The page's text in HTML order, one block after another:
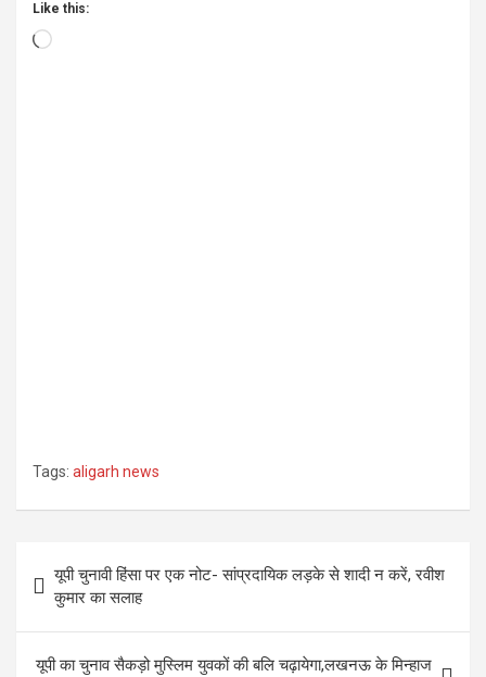
Like this:
Loading…
Tags: aligarh news
Post
navigation
यूपी चुनावी हिंसा पर एक नोट- सांप्रदायिक लड़के से शादी न करें, रवीश
कुमार का सलाह
यूपी का चुनाव सैकड़ो मुस्लिम युवकों की बलि चढ़ायेगा,लखनऊ के मिन्हाज